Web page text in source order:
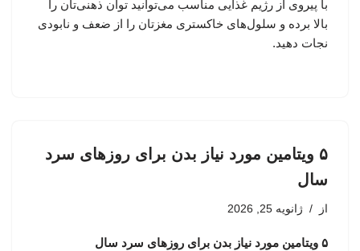
با پیروی از رژیم غذایی مناسب می‌توانید توان ذهنی‌تان را
بالا برده و سلول‌های خاکستری مغزتان را از ضعف و نابودی
نجات دهید.
۵ ویتامین مورد نیاز بدن برای روزهای سرد
سال
از ژانویه 25, 2026
۵ ویتامین مورد نیاز بدن برای روزهای سرد سال